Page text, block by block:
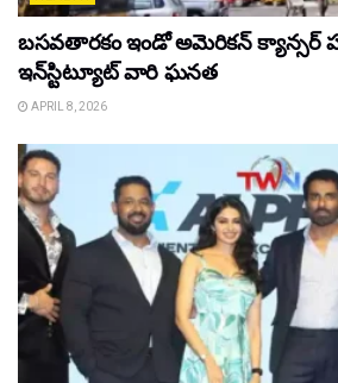
బసవతారకం ఇండో అమెరికన్ క్యాన్సర్
ఇన్‌స్టిట్యూట్ వారి ఘనత
APRIL 8, 2026